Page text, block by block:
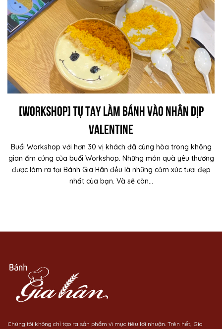
[WORKSHOP] Tự tay làm bánh vào nhân dịp
valentine
Buổi Workshop với hơn 30 vị khách đã cùng hòa trong không
gian ấm cúng của buổi Workshop. Những món quà yêu thương
được làm ra tại Bánh Gia Hân đều là những cảm xúc tươi đẹp
nhất của bạn. Và sẽ càn...
Chúng tôi không chỉ tạo ra sản phẩm vì mục tiêu lợi nhuận. Trên hết, Gia